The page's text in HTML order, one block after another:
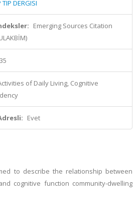
DERGISI
Emerging Sources Citation
of Daily Living, Cognitive
Evet
to describe the relationship between
cognitive function community-dwelling